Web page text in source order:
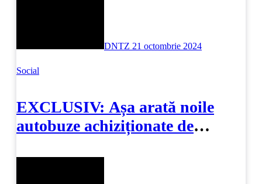
DNTZ 21 octombrie 2024
Social
EXCLUSIV: Așa arată noile
autobuze achiziționate de